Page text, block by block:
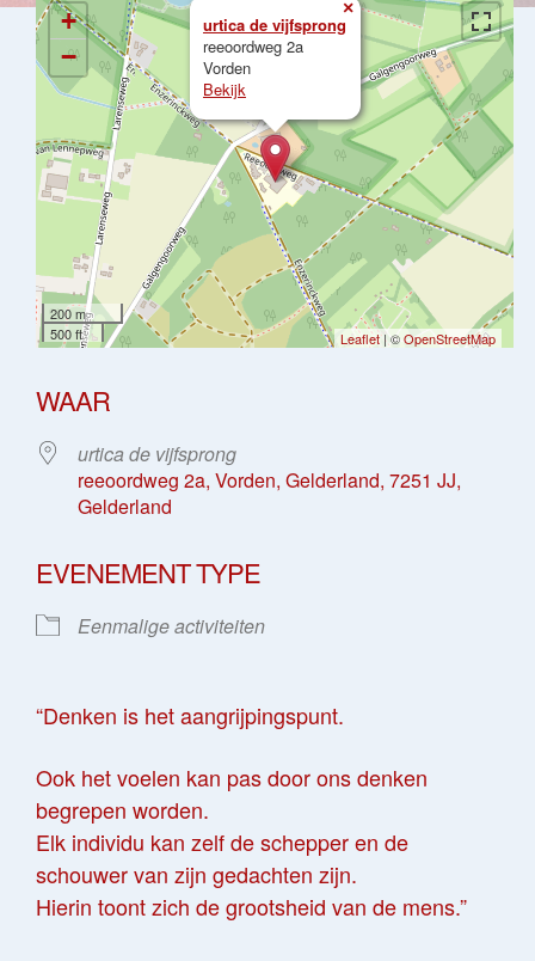
urtica de vijfsprong
reeoordweg 2a
Vorden
Bekijk
×
+
−
200 m
500 ft
Leaflet| ©OpenStreetMap
WAAR
urtica de vijfsprong
reeoordweg 2a, Vorden, Gelderland, 7251 JJ,
Gelderland
EVENEMENT TYPE
Eenmalige activiteiten
“Denken is het aangrijpingspunt.
Ook het voelen kan pas door ons denken
begrepen worden.
Elk individu kan zelf de schepper en de
schouwer van zijn gedachten zijn.
Hierin toont zich de grootsheid van de mens.”